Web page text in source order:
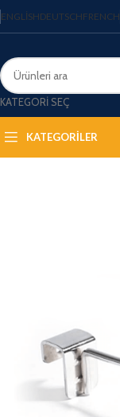
ENGLISHDEUTSCHFRENCH
KATEGORI SEÇ
KATEGORİLER